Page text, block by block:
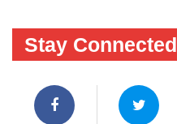
Stay Connected